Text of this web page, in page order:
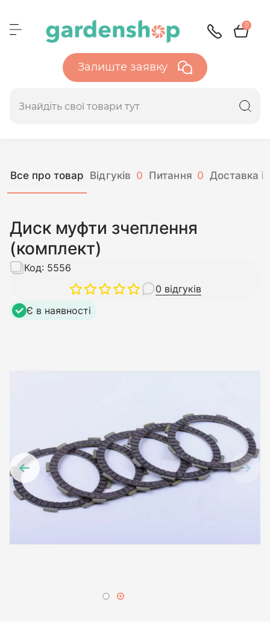
0
Залиште заявку
Все про товар Відгуків 0 Питання 0 Доставка і
Диск муфти зчеплення
(комплект)
0 відгуків
Код: 5556
Є в наявності